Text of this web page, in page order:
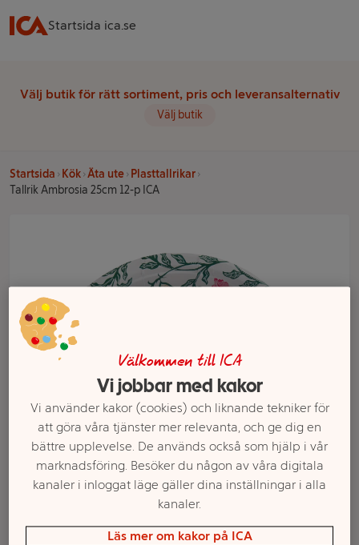
Startsida ica.se
Välj butik för rätt sortiment, pris och leveransalternativ
Välj butik
Startsida Kök Äta ute
Plasttallrikar
Tallrik Ambrosia 25cm 12-p ICA
Välkommen till ICA
Vi jobbar med kakor
Vi använder kakor (cookies) och liknande tekniker för
att göra våra tjänster mer relevanta, och ge dig en
bättre upplevelse. De används också som hjälp i vår
marknadsföring. Besöker du någon av våra digitala
kanaler i inloggat läge gäller dina inställningar i alla
kanaler.
Läs mer om kakor på ICA